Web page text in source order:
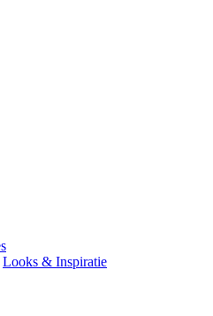
Looks & Inspiratie